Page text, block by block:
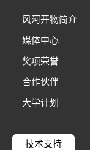
风河开物简介
媒体中心
奖项荣誉
合作伙伴
大学计划
技术支持